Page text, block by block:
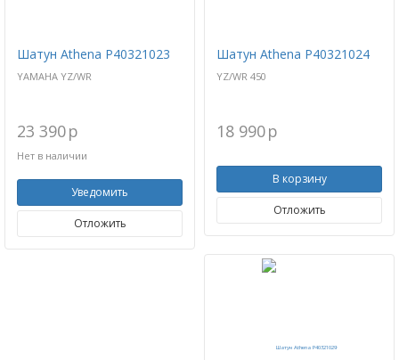
Шатун Athena P40321023
YAMAHA YZ/WR
23 390p
Нет в наличии
Уведомить
Отложить
Шатун Athena P40321024
YZ/WR 450
18 990p
В корзину
Отложить